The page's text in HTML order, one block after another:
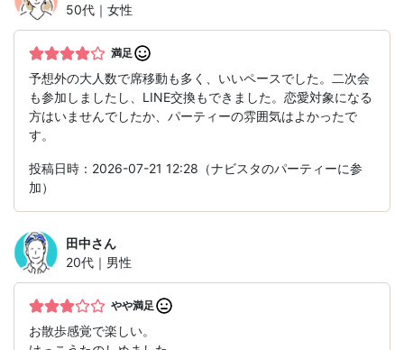
50代｜女性
満足
予想外の大人数で席移動も多く、いいペースでした。二次会
も参加しましたし、LINE交換もできました。恋愛対象になる
方はいませんでしたか、パーティーの雰囲気はよかったで
す。
投稿日時：2026-07-21 12:28（ナビスタのパーティーに参
加）
田中さん
20代｜男性
やや満足
お散歩感覚で楽しい。